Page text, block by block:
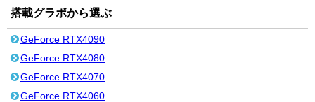
搭載グラボから選ぶ
GeForce RTX4090
GeForce RTX4080
GeForce RTX4070
GeForce RTX4060